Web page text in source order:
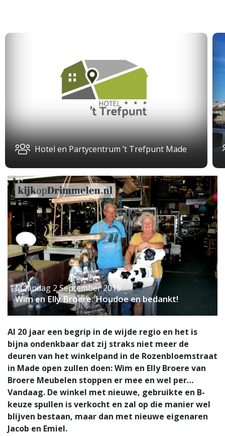
Hotel en Partycentrum ’t Trefpunt Made
Maandag 2 September 2019
Wim en Elly Broere: Houdoe en bedankt!
Al 20 jaar een begrip in de wijde regio en het is
bijna ondenkbaar dat zij straks niet meer de
deuren van het winkelpand in de Rozenbloemstraat
in Made open zullen doen: Wim en Elly Broere van
Broere Meubelen stoppen er mee en wel per…
Vandaag. De winkel met nieuwe, gebruikte en B-
keuze spullen is verkocht en zal op die manier wel
blijven bestaan, maar dan met nieuwe eigenaren
Jacob en Emiel.